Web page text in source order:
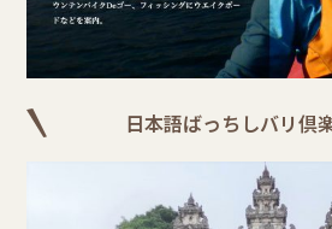
日本語ばっちしバリ倶